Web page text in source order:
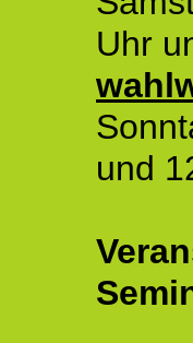
Uhr
und